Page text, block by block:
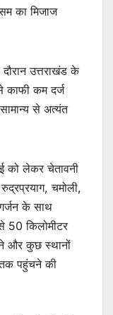
का मिजाज
उत्तराखंड के
काफी कम दर्ज
सामान्य से अत्यंत
को लेकर चेतावनी
चमोली,
के साथ
50 किलोमीटर
और कुछ स्थानों
तक पहुंचने की